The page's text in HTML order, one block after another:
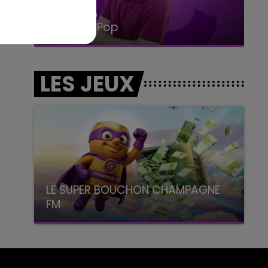
14h00 - 15h00
La Radio Pop
LES JEUX
LE SUPER BOUCHON CHAMPAGNE
FM
avec La Famille Champagne FM, à 8H10